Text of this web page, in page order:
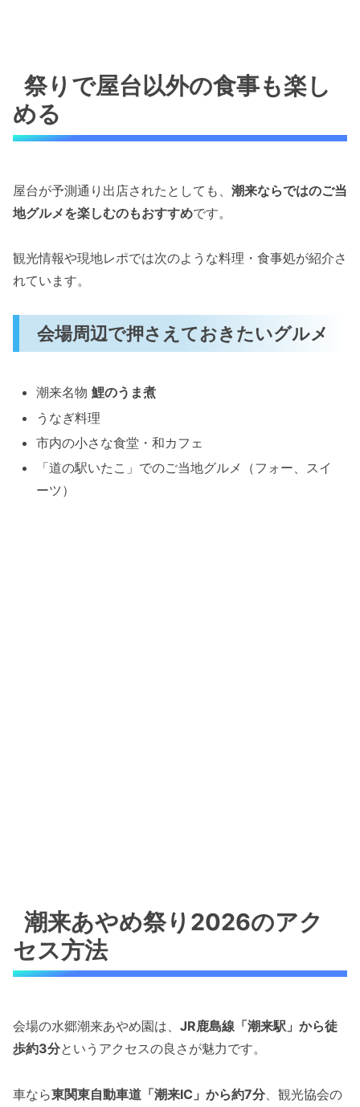
祭りで屋台以外の食事も楽し
める
屋台が予測通り出店されたとしても、 潮来ならではのご当
地グルメを楽しむのもおすすめです。
観光情報や現地レポでは次のような料理・食事処が紹介さ
れています。
会場周辺で押さえておきたいグルメ
潮来名物鯉のうま煮
うなぎ料理
市内の小さな食堂・和カフェ
「道の駅いたこ」でのご当地グルメ（フォー、スイ
ーツ）
潮来あやめ祭り2026のアク
セス方法
会場の水郷潮来あやめ園は、 JR鹿島線「潮来駅」から徒
歩約3分というアクセスの良さが魅力です。
車なら東関東自動車道「潮来IC」から約7分、観光協会の